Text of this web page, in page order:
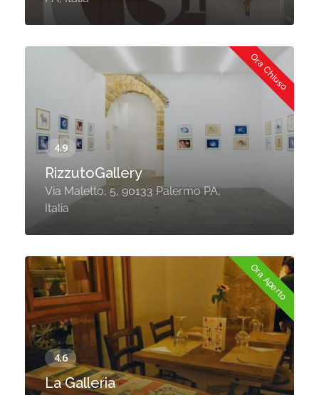
Ora Chiuso
RizzutoGallery
Via Maletto, 5, 90133 Palermo PA,
Italia
Ora Aperto
La Galleria